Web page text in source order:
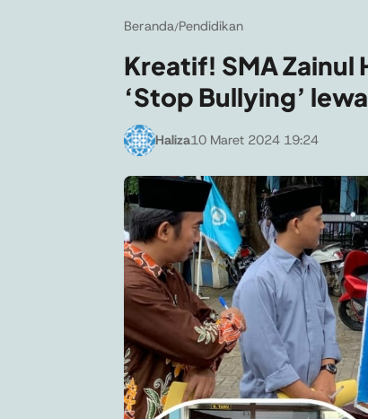
Beranda/Pendidikan
Kreatif! SMA Zainul
‘Stop Bullying’
Haliza10 Maret 2024 19:24